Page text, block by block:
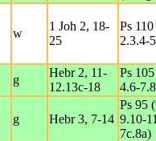
w
1 Joh 2, 18-
25
Ps
2.3.4-
g
Hebr 2, 11-
12.13c-18
Ps
4.6-
g Hebr 3, 7-14
Ps 95
9.10-
7c.8a)